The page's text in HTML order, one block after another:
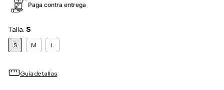
Paga contra entrega
Talla: S
S M L
straightenGuía de tallas